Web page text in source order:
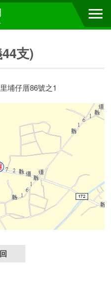
支)
埔仔厝86號之1